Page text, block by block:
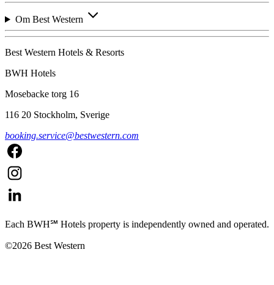
Om Best Western
Best Western Hotels & Resorts
BWH Hotels
Mosebacke torg 16
116 20 Stockholm, Sverige
booking.service@bestwestern.com
Each BWH℠ Hotels property is independently owned and operated.
©2026 Best Western